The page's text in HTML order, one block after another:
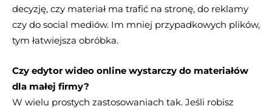
decyzję, czy materiał ma trafić na stronę, do reklamy
czy do social mediów. Im mniej przypadkowych plików,
tym łatwiejsza obróbka.
Czy edytor wideo online wystarczy do materiałów
dla małej firmy?
W wielu prostych zastosowaniach tak. Jeśli robisz